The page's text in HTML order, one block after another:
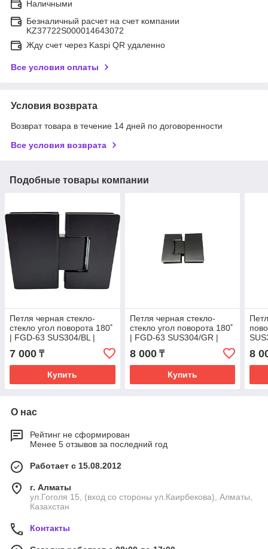
Наличными
Безналичный расчет на счет компании
KZ37722S000014643072
Жду счет через Kaspi QR удаленно
Все условия оплаты
Условия возврата
Возврат товара в течение 14 дней по договоренности
Все условия возврата
Подобные товары компании
Петля черная стекло-
стекло угол поворота 180˚
| FGD-63 SUS304/BL |
Черная матовая
7 000 ₸
Купить
Петля черная стекло-
стекло угол поворота 180˚
| FGD-63 SUS304/GR |
Оружейная сталь
8 000₸
Купить
8
О нас
Рейтинг не сформирован
Менее 5 отзывов за последний год
Работает с 15.08.2012
г. Алматы
ул.Гоголя 15, (вход со стороны ул.Каирбекова), Алматы,
Казахстан
Контакты